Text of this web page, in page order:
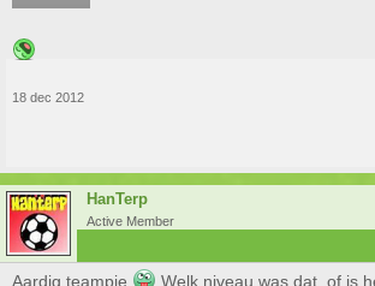
18 dec 2012
HanTerp
Active Member
Aardig teampie Welk niveau was dat, of is